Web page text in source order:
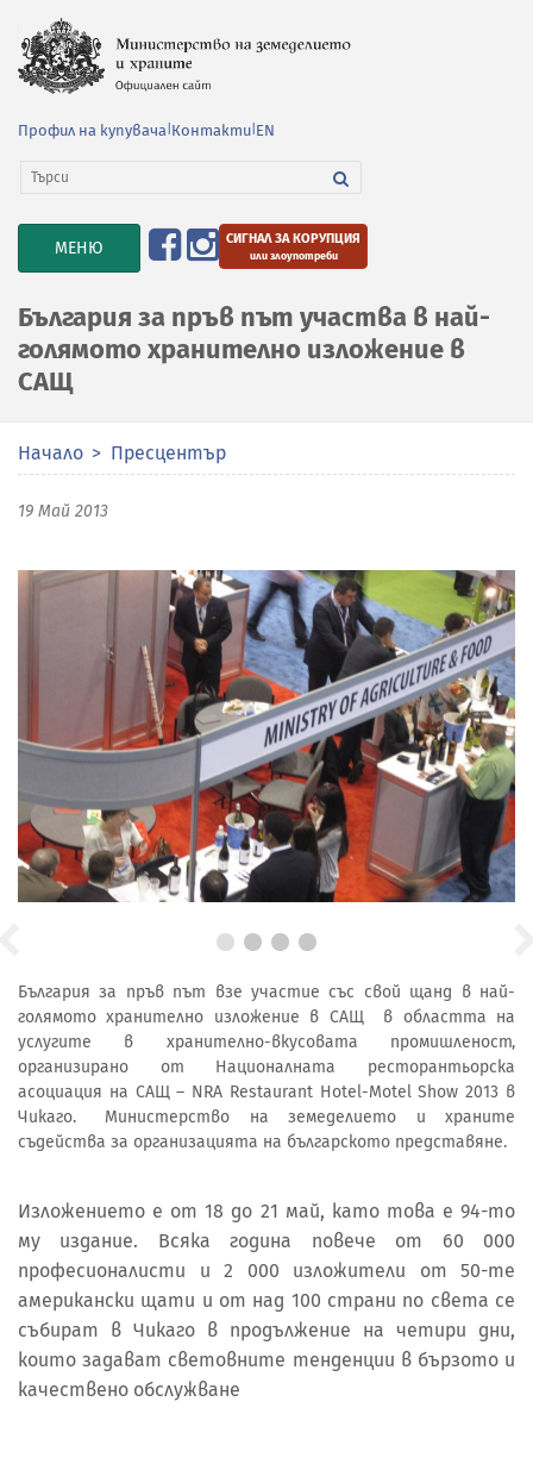
Профил на купувача Контакти EN
TOGGLE
NAVIGATION
МЕНЮ СИГНАЛ ЗА КОРУПЦИЯ
или злоупотреби
България за пръв път участва в най-
голямото хранително изложение в
САЩ
Начало Пресцентър
19 Май 2013
България за пръв път взе участие със свой щанд в най-
голямото хранително изложение в САЩ в областта на
услугите в хранително-вкусовата промишленост,
организирано от Националната ресторантьорска
асоциация на САЩ – NRA Restaurant Hotel-Motel Show 2013 в
Чикаго. Министерство на земеделието и храните
съдейства за организацията на българското представяне.
Изложението е от 18 до 21 май, като това е 94-то
му издание. Всяка година повече от 60 000
професионалисти и 2 000 изложители от 50-тe
американски щати и от над 100 страни по света се
събират в Чикаго в продължение на четири дни,
които задават световните тенденции в бързото и
качествено обслужване